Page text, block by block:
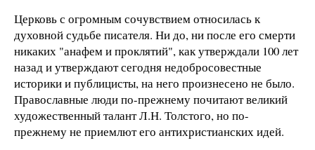
Церковь с огромным сочувствием относилась к
духовной судьбе писателя. Ни до, ни после его смерти
никаких "анафем и проклятий", как утверждали 100 лет
назад и утверждают сегодня недобросовестные
историки и публицисты, на него произнесено не было.
Православные люди по-прежнему почитают великий
художественный талант Л.Н. Толстого, но по-
прежнему не приемлют его антихристианских идей.